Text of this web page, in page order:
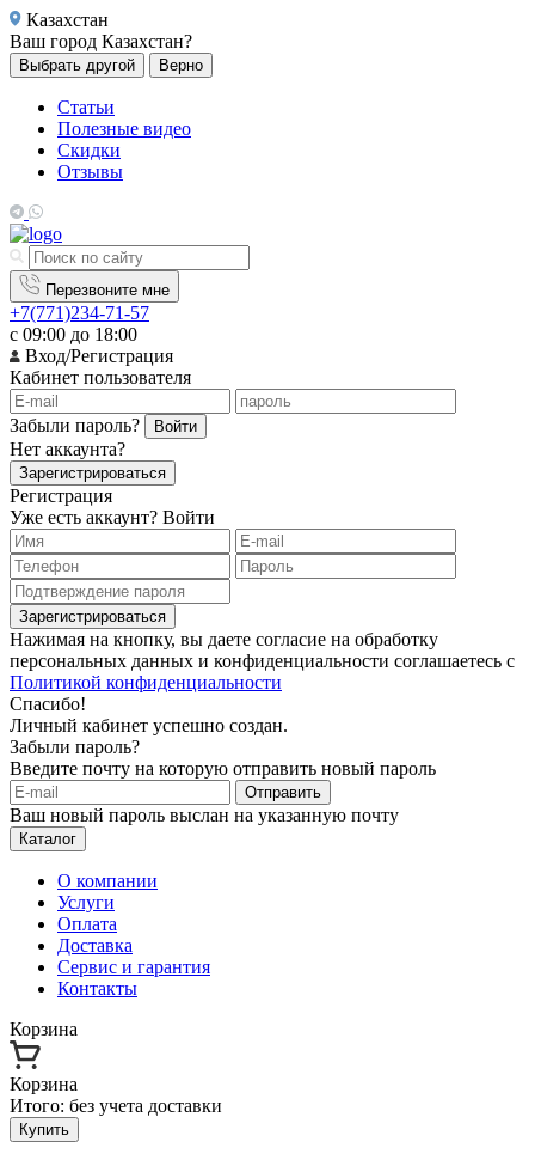
Казахстан
Ваш город Казахстан?
Выбрать другой Верно
Статьи
Полезные видео
Скидки
Отзывы
Перезвоните мне
+7(771)234-71-57
с 09:00 до 18:00
Вход/Регистрация
Кабинет пользователя
Забыли пароль? Войти
Нет аккаунта?
Зарегистрироваться
Регистрация
Уже есть аккаунт? Войти
Зарегистрироваться
Нажимая на кнопку, вы даете согласие на обработку
персональных данных и конфиденциальности соглашаетесь с
Политикой конфиденциальности
Спасибо!
Личный кабинет успешно создан.
Забыли пароль?
Введите почту на которую отправить новый пароль
Отправить
Ваш новый пароль выслан на указанную почту
Каталог
О компании
Услуги
Оплата
Доставка
Сервис и гарантия
Контакты
Корзина
Корзина
Итого: без учета доставки
Купить